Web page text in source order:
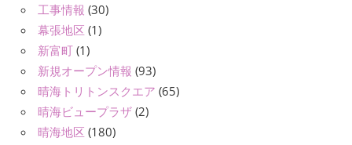
工事情報 (30)
幕張地区 (1)
新富町 (1)
新規オープン情報 (93)
晴海トリトンスクエア (65)
晴海ビュープラザ (2)
晴海地区 (180)